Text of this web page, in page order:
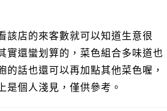
該店的來客數就可以知道生意很
實還蠻划算的，菜色組合多味道也
的話也還可以再加點其他菜色喔，
是個人淺見，僅供參考。